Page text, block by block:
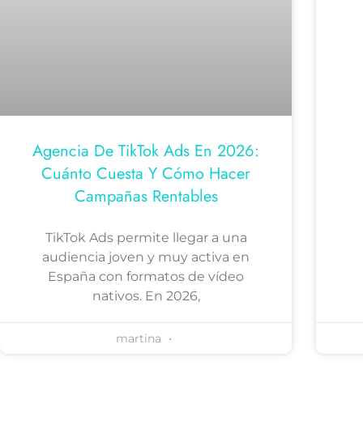
Agencia De TikTok Ads En 2026:
Cuánto Cuesta Y Cómo Hacer
Campañas Rentables
TikTok Ads permite llegar a una
audiencia joven y muy activa en
España con formatos de vídeo
nativos. En 2026,
martina